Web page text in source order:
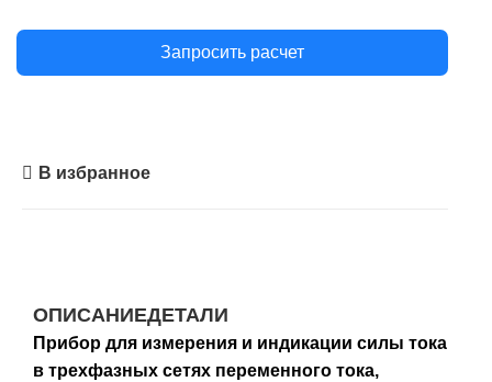
Запросить расчет
В избранное
ОПИСАНИЕДЕТАЛИ
Прибор для измерения и индикации силы тока
в трехфазных сетях переменного тока,